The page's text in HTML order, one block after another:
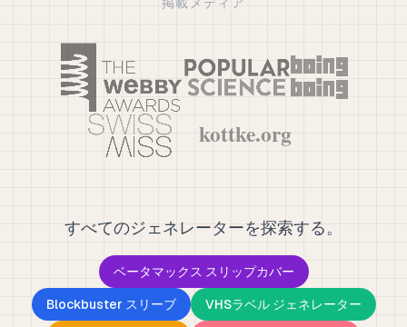
すべてのジェネレーターを探索する。
ベータマックス スリップカバー
Blockbuster スリーブ
VHSラベル ジェネレーター